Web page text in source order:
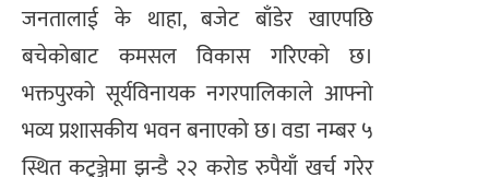
जनतालाई के थाहा, बजेट बाँडेर खाएपछि
बचेकोबाट कमसल विकास गरिएको छ।
भक्तपुरको सूर्यविनायक नगरपालिकाले आफ्नो
भव्य प्रशासकीय भवन बनाएको छ। वडा नम्बर ५
स्थित कटुञ्जेमा झन्डै २२ करोड रुपैयाँ खर्च गरेर